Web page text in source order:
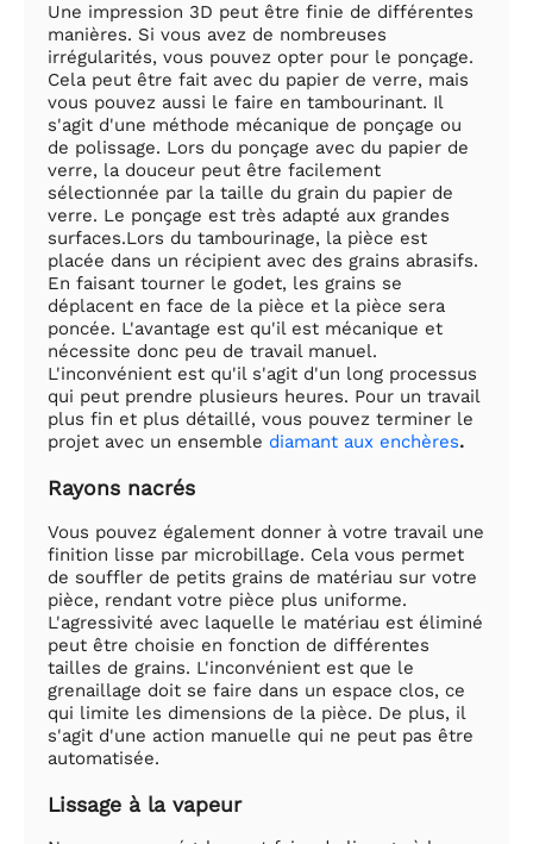
Une impression 3D peut être finie de différentes
manières. Si vous avez de nombreuses
irrégularités, vous pouvez opter pour le ponçage.
Cela peut être fait avec du papier de verre, mais
vous pouvez aussi le faire en tambourinant. Il
s'agit d'une méthode mécanique de ponçage ou
de polissage. Lors du ponçage avec du papier de
verre, la douceur peut être facilement
sélectionnée par la taille du grain du papier de
verre. Le ponçage est très adapté aux grandes
surfaces.Lors du tambourinage, la pièce est
placée dans un récipient avec des grains abrasifs.
En faisant tourner le godet, les grains se
déplacent en face de la pièce et la pièce sera
poncée. L'avantage est qu'il est mécanique et
nécessite donc peu de travail manuel.
L'inconvénient est qu'il s'agit d'un long processus
qui peut prendre plusieurs heures. Pour un travail
plus fin et plus détaillé, vous pouvez terminer le
projet avec un ensemble diamant aux enchères.
Rayons nacrés
Vous pouvez également donner à votre travail une
finition lisse par microbillage. Cela vous permet
de souffler de petits grains de matériau sur votre
pièce, rendant votre pièce plus uniforme.
L'agressivité avec laquelle le matériau est éliminé
peut être choisie en fonction de différentes
tailles de grains. L'inconvénient est que le
grenaillage doit se faire dans un espace clos, ce
qui limite les dimensions de la pièce. De plus, il
s'agit d'une action manuelle qui ne peut pas être
automatisée.
Lissage à la vapeur